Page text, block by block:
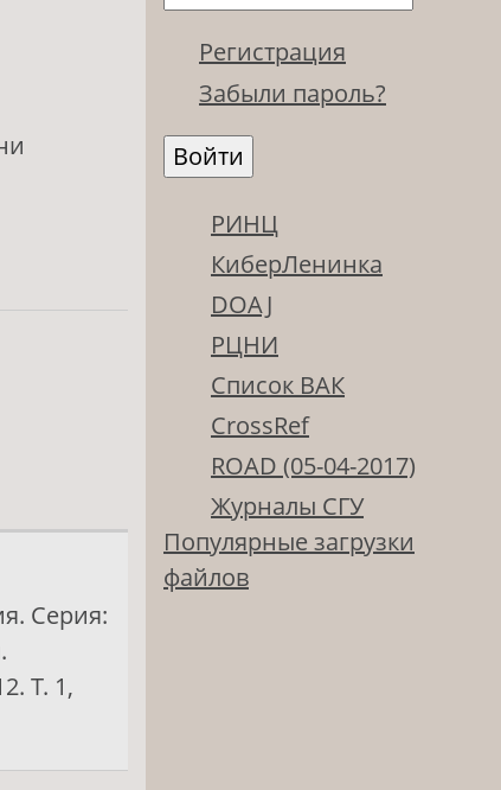
Серия:
Т. 1,
Регистрация
Забыли пароль?
РИНЦ
КиберЛенинка
DOAJ
РЦНИ
Список ВАК
CrossRef
ROAD (05-04-2017)
Журналы СГУ
Популярные загрузки
файлов